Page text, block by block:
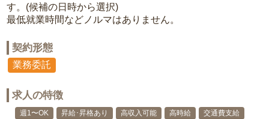
す。(候補の日時から選択)
最低就業時間などノルマはありません。
契約形態
業務委託
求人の特徴
週1〜OK 昇給･昇格あり 高収入可能 高時給
交通費支給